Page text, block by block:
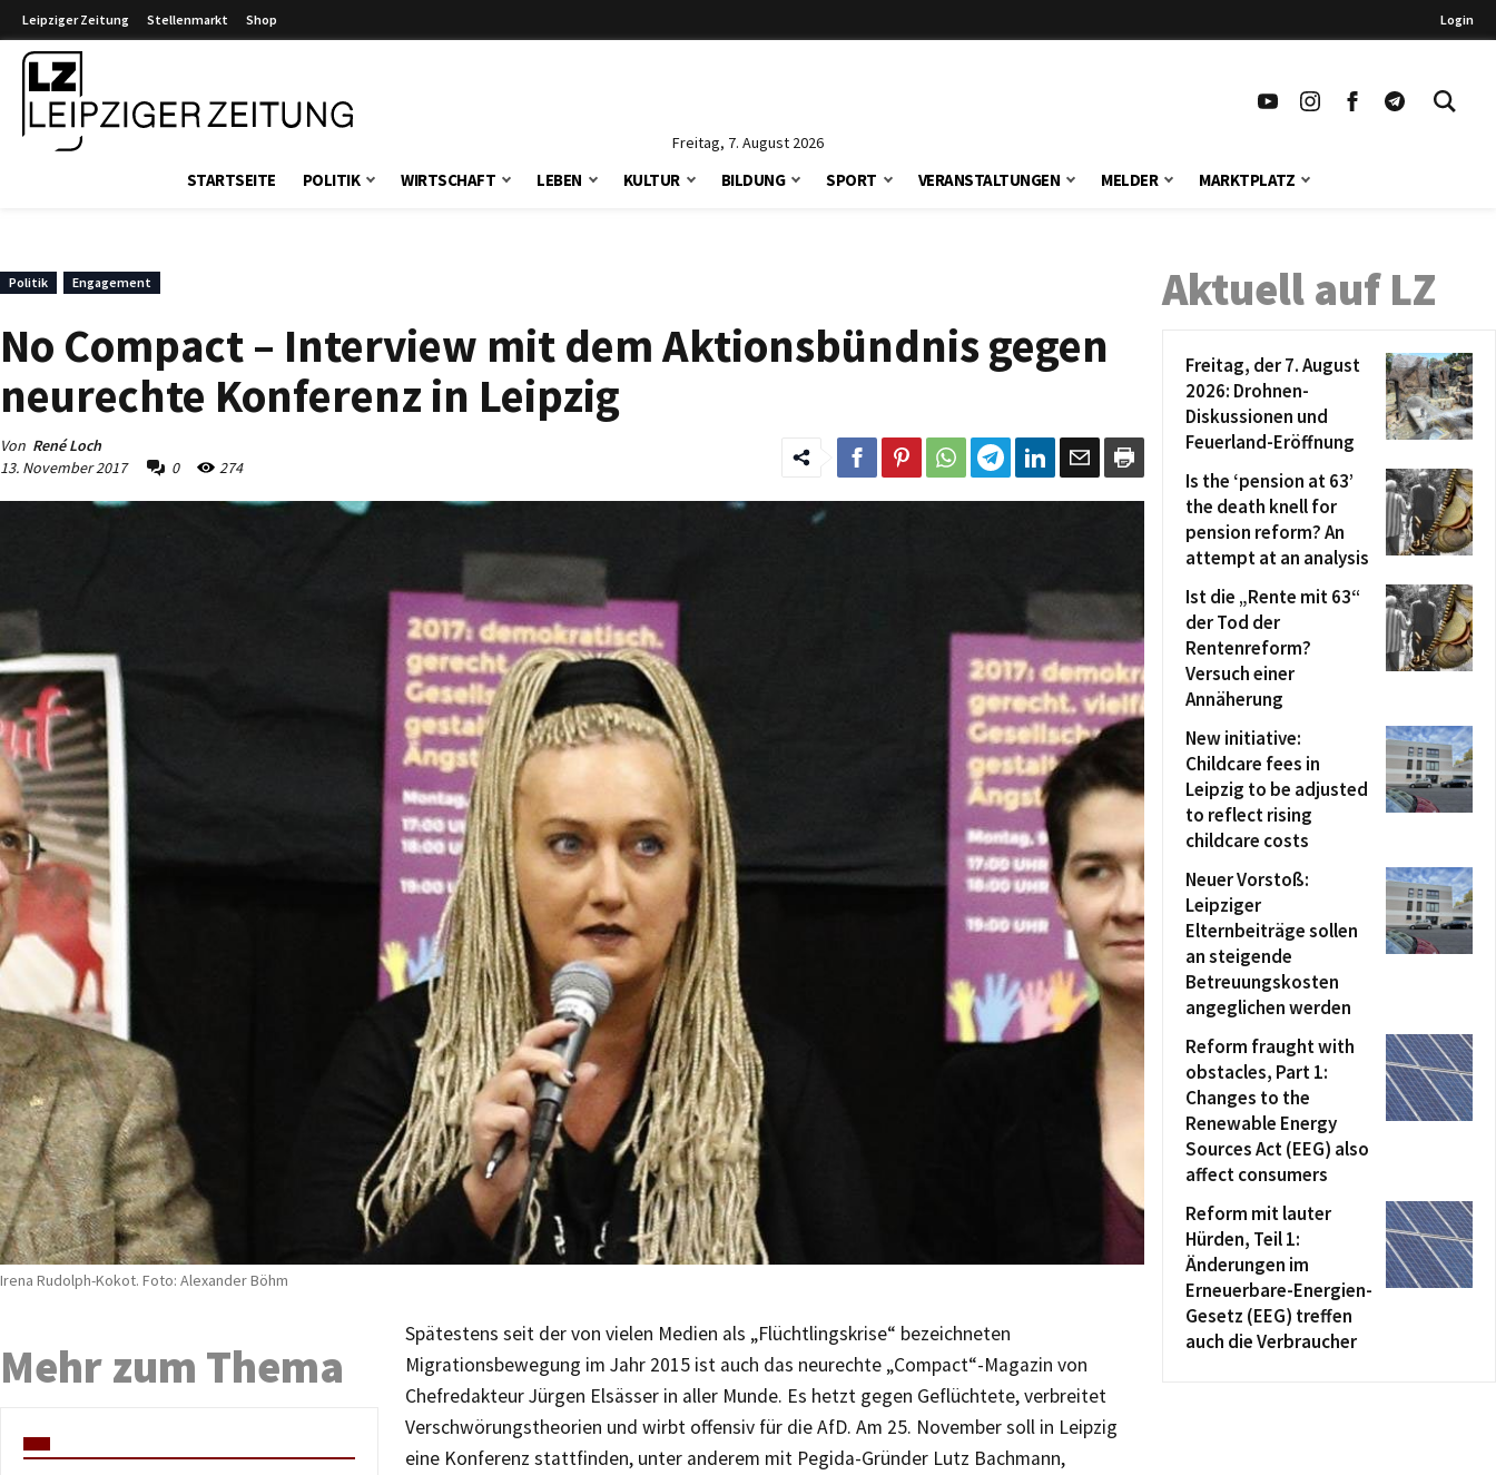
Leipziger Zeitung Stellenmarkt Shop Login
Freitag, 7. August 2026
STARTSEITE POLITIK WIRTSCHAFT LEBEN KULTUR BILDUNG SPORT VERANSTALTUNGEN MELDER MARKTPLATZ
Politik Engagement
No Compact – Interview mit dem Aktionsbündnis gegen
neurechte Konferenz in Leipzig
Von René Loch
13. November 2017
0 274
Irena Rudolph-Kokot. Foto: Alexander Böhm
Spätestens seit der von vielen Medien als „Flüchtlingskrise“ bezeichneten
Migrationsbewegung im Jahr 2015 ist auch das neurechte „Compact“-Magazin von
Chefredakteur Jürgen Elsässer in aller Munde. Es hetzt gegen Geflüchtete, verbreitet
Verschwörungstheorien und wirbt offensiv für die AfD. Am 25. November soll in Leipzig
eine Konferenz stattfinden, unter anderem mit Pegida-Gründer Lutz Bachmann,
Mehr zum Thema
Aktuell auf LZ
Freitag, der 7. August
2026: Drohnen-
Diskussionen und
Feuerland-Eröffnung
Is the ‘pension at 63’
the death knell for
pension reform? An
attempt at an analysis
Ist die „Rente mit 63“
der Tod der
Rentenreform?
Versuch einer
Annäherung
New initiative:
Childcare fees in
Leipzig to be adjusted
to reflect rising
childcare costs
Neuer Vorstoß:
Leipziger
Elternbeiträge sollen
an steigende
Betreuungskosten
angeglichen werden
Reform fraught with
obstacles, Part 1:
Changes to the
Renewable Energy
Sources Act (EEG) also
affect consumers
Reform mit lauter
Hürden, Teil 1:
Änderungen im
Erneuerbare-Energien-
Gesetz (EEG) treffen
auch die Verbraucher